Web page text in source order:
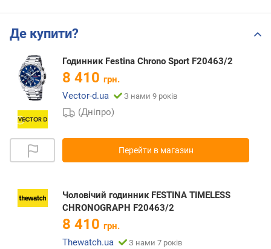
Де купити?
Годинник Festina Chrono Sport F20463/2
8 410 грн.
Vector-d.ua
З нами 9 років
(Дніпро)
Перейти в магазин
Чоловічий годинник FESTINA TIMELESS
CHRONOGRAPH F20463/2
8 410 грн.
Thewatch.ua
З нами 7 років